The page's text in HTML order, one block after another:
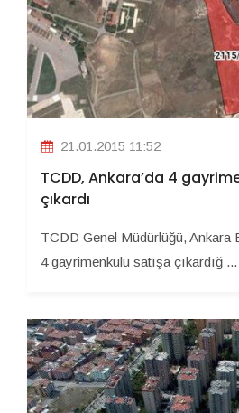
21.01.2015 11:52
TCDD, Ankara’da 4
çıkardı
TCDD Genel Müdürlüğü, Ankara
4 gayrimenkulü satışa çıkardığ ...